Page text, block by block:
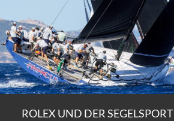
ROLEX UND DER SEGELSPORT